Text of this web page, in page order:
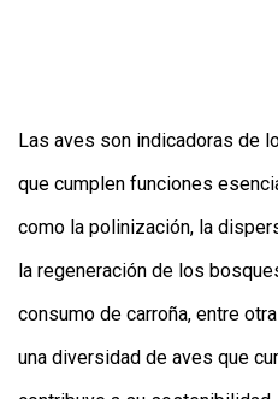
CONTÁCTENOS
AYUDA
Y
Las aves son indicadoras de
que cumplen funciones
como la polinización, la
la regeneración de los
consumo de carroña, entre
una diversidad de aves que